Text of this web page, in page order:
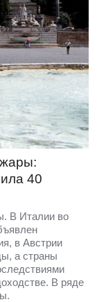
40
В Италии во
в Австрии
а страны
В ряде